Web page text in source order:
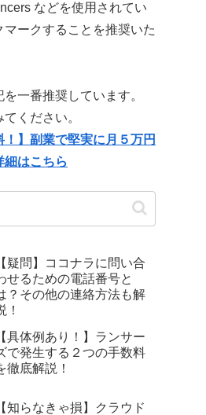
などを使用されてい
マークすることを推奨いた
一番推奨しています。
ください。
】副業で堅実に月５万円
細はこちら
【疑問】ココナラに問い合
せるための電話番号と
？その他の連絡方法も解
！
【具体例あり！】ランサー
で発生する２つの手数料
徹底解説！
【知らなきゃ損】クラウド